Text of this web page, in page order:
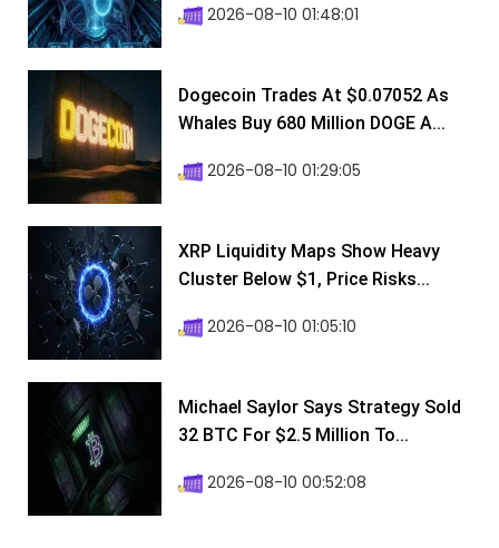
2026-08-10 01:48:01
Dogecoin Trades At $0.07052 As
Whales Buy 680 Million DOGE A...
2026-08-10 01:29:05
XRP Liquidity Maps Show Heavy
Cluster Below $1, Price Risks...
2026-08-10 01:05:10
Michael Saylor Says Strategy Sold
32 BTC For $2.5 Million To...
2026-08-10 00:52:08